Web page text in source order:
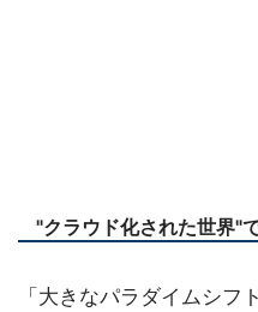
"クラウド化された世界"
「大きなパラダイムシフ